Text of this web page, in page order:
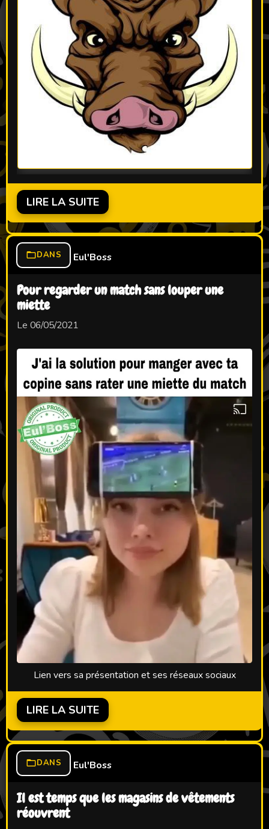
LIRE LA SUITE
DANS Eul'Boss
Pour regarder un match sans louper une
miette
Le 06/05/2021
Lien vers sa présentation et ses réseaux sociaux
LIRE LA SUITE
DANS Eul'Boss
Il est temps que les magasins de vêtements
réouvrent